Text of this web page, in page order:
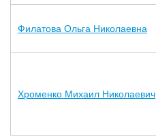
Филатова Ольга Николаевна
Хроменко Михаил Николаевич